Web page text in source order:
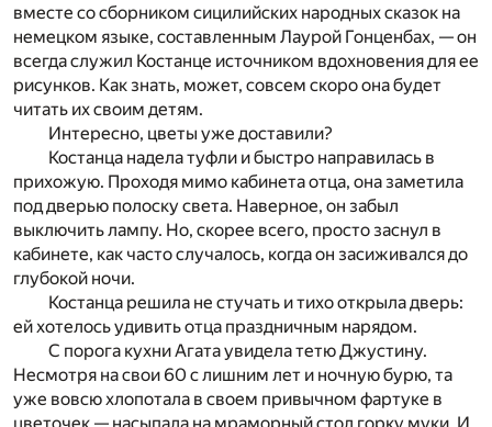
вместе со сборником сицилийских народных сказок на
немецком языке, составленным Лаурой Гонценбах, — он
всегда служил Костанце источником вдохновения для ее
рисунков. Как знать, может, совсем скоро она будет
читать их своим детям.
Интересно, цветы уже доставили?
Костанца надела туфли и быстро направилась в
прихожую. Проходя мимо кабинета отца, она заметила
под дверью полоску света. Наверное, он забыл
выключить лампу. Но, скорее всего, просто заснул в
кабинете, как часто случалось, когда он засиживался до
глубокой ночи.
Костанца решила не стучать и тихо открыла дверь:
ей хотелось удивить отца праздничным нарядом.
С порога кухни Агата увидела тетю Джустину.
Несмотря на свои 60 с лишним лет и ночную бурю, та
уже вовсю хлопотала в своем привычном фартуке в